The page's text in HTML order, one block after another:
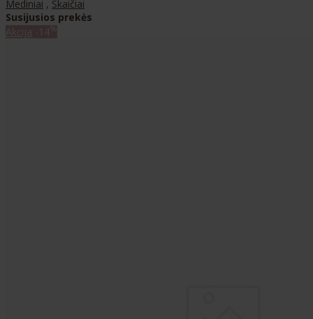
Mediniai , Skaičiai
Susijusios prekės